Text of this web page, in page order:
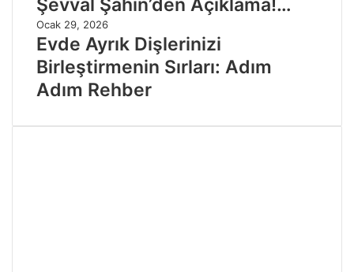
Şevval Şahin’den Açıklama!…
Ocak 29, 2026
Evde Ayrık Dişlerinizi
Birleştirmenin Sırları: Adım
Adım Rehber